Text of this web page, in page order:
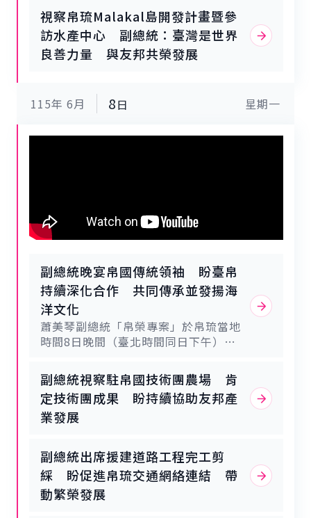
成果，展現臺灣貢獻國際社會的實力。
副總統指出，此行宣布法務部調查局將
派員常駐帛琉，並捐贈無人機予帛國政
府以強化各項合作。他也實地走訪我國
家醫院、我駐帛琉技術團示範農場及水
產中心等地，共同見證臺帛近年來在基
礎建設、農漁業、醫療衛生等領域的榮
確實充滿挑戰，面對的壓力也從未少
過，我們非常感謝帛琉政府以及人民不
斷給予溫暖及支持。如同賴總統所說
走向世界」；臺灣不畏懼艱難，因為臺
灣人始終與人為善，願意為國際社會做
出具體貢獻。最後，副總統再次感謝帛
琉政府給予此次出訪的支持與最大的協
助，也特別感謝一路陪伴的衛生福利部
林靜儀次長、外交部葛葆萱次長，及外
仁，尤其是派駐在帛琉大使館，有各單
位同仁在第一線為臺帛關係，及為臺灣
擴大國際空間與貢獻世界所做的努力，
包含醫療團及技術團的專家，及許多民
觀光客，謝謝大家對持續深化邦交國友
誼所做的貢獻。也因為有大家的參與，
讓此行特別豐富。另外，也感謝隨團的
媒體朋友，因為有媒體朋友的參與，讓
表示，公共衛生是攸關人民健康與生命
的重要工作，也是賴總統高度重視的施
政優先事項。副總統肯定臺帛長期醫療
合作成果，感謝臺灣醫療團隊持續投入
合作密切，展現共同促進人民福祉及深
化夥伴關係的成果。副總統首先前往帛
琉國家醫院參訪，並聽取新光醫院簡報
很榮幸能有機會與帛琉攜手合作，為帛
琉人民的健康與福祉貢獻心力。副總統
來帛琉貢獻醫療專業的臺灣各大醫院及
執業醫師。並表示，新光醫院是臺灣極
為優秀的私立醫院，在與帛琉的合作中
扮演領導角色。臺灣也還有其他醫院及
醫療專業人員，正以不同的方式與帛琉
共同努力。副總統表示，本次行程中，
包括基礎建設、農業、水產養殖、文化
及教育等，很感謝也有機會親眼見證在
公共衛生領域的合作成果。在場的衛生
福利部林靜儀次長本職是一名醫師，不
家，多年前也曾與他一同在臺灣立法院
共事。林次長一直為推動臺帛交流合作
方面提供諸多協助，協助臺灣尋求深化
臺帛整體關係的最佳途徑。外交部也在
視察帛琉Malakal島開發計畫暨參
訪水產中心 副總統：臺灣是世界
良善力量 與友邦共榮發展
115年 6月 8日 星期一
副總統晚宴帛國傳統領袖 盼臺帛
持續深化合作 共同傳承並發揚海
洋文化
蕭美琴副總統「帛榮專案」於帛琉當地
時間8日晚間（臺北時間同日下午）晚
有南島語族淵源的文化連結，並且都視
海洋為家園，雙方在長達四分之一世紀
深厚友誼的基礎上，持續在各領域進行
合作，期盼兩國在地緣政治挑戰、全球
統價值之間取得平衡，保存並發揚自身
傳統的文化。副總統致詞表示，很榮幸
今晚能以東道主的身分款待大家。這趟
旅程到目前為止，一路上都深刻感受到
副總統視察駐帛國技術團農場 肯
定技術團成果 盼持續協助友邦產
業發展
副總統出席援建道路工程完工剪
綵 盼促進帛琉交通網絡連結 帶
動繁榮發展